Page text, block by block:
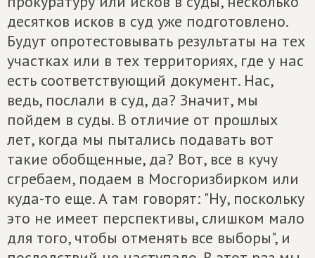
десятков исков в суд уже подготовлено.
Будут опротестовывать результаты на тех
участках или в тех территориях, где у нас
есть соответствующий документ. Нас,
ведь, послали в суд, да? Значит, мы
пойдем в суды. В отличие от прошлых
лет, когда мы пытались подавать вот
такие обобщенные, да? Вот, все в кучу
сгребаем, подаем в Мосгоризбирком или
куда-то еще. А там говорят: "Ну, поскольку
это не имеет перспективы, слишком мало
для того, чтобы отменять все выборы", и